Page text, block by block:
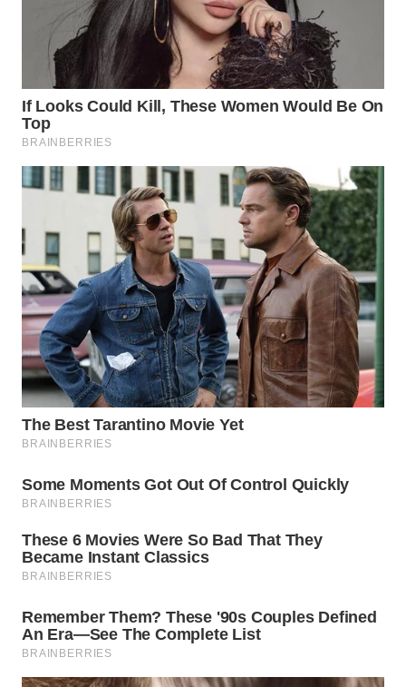
BOGOR
WN
DEPOK
WN
UTARA
SAMOSIR
WN
PADANG
LAWAS
WN
SUMEDANG
WN
WN
SERIBU
TANGERANG
BINJAI